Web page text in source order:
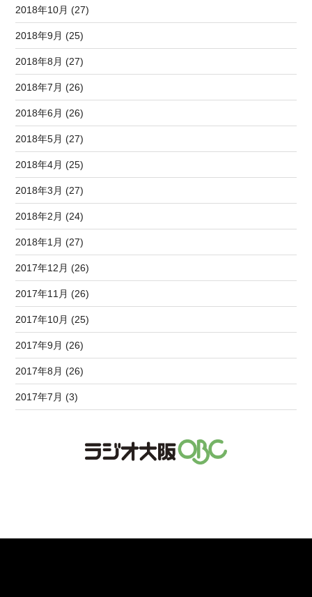
2018年10月 (27)
2018年9月 (25)
2018年8月 (27)
2018年7月 (26)
2018年6月 (26)
2018年5月 (27)
2018年4月 (25)
2018年3月 (27)
2018年2月 (24)
2018年1月 (27)
2017年12月 (26)
2017年11月 (26)
2017年10月 (25)
2017年9月 (26)
2017年8月 (26)
2017年7月 (3)